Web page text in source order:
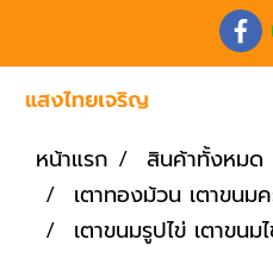
หน้าแรก สินค้าทั้งหมด
เตาทองม้วน เตาขนม
เตาขนมรูปไข่ เตาขน